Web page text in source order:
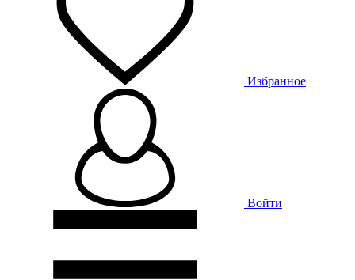
Избранное
Войти